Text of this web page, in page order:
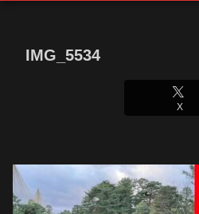
IMG_5534
X